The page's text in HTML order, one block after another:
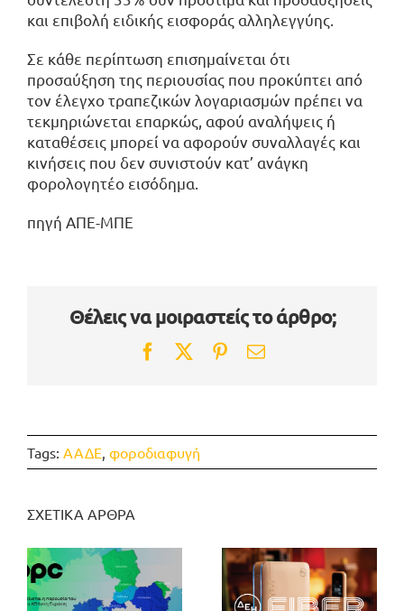
και επιβολή ειδικής εισφοράς αλληλεγγύης.
Σε κάθε περίπτωση επισημαίνεται ότι
προσαύξηση της περιουσίας που προκύπτει από
τον έλεγχο τραπεζικών λογαριασμών πρέπει να
τεκμηριώνεται επαρκώς, αφού αναλήψεις ή
καταθέσεις μπορεί να αφορούν συναλλαγές και
κινήσεις που δεν συνιστούν κατ’ ανάγκη
φορολογητέο εισόδημα.
πηγή ΑΠΕ-ΜΠΕ
Θέλεις να μοιραστείς το άρθρο;
Facebook
TwitterPinterest
Email
Tags: ΑΑΔΕ φοροδιαφυγή
ΣΧΕΤΙΚΑ ΑΡΘΡΑ